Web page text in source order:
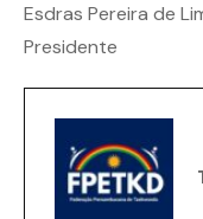
Esdras Pereira de
Presidente